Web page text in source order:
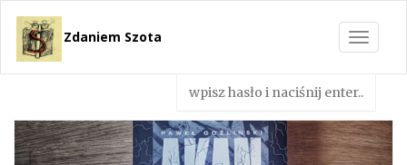
Toggle
Zdaniem Szota